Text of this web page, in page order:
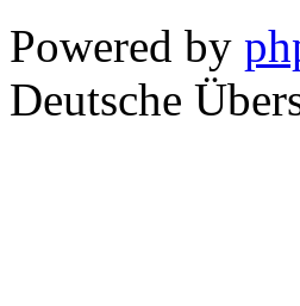
Powered by
Deutsche